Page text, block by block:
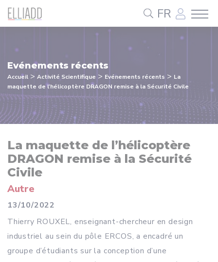
FR
Evénements récents
Accueil > Activité Scientifique > Evénements récents > La
maquette de l’hélicoptère DRAGON remise à la Sécurité Civile
La maquette de l’hélicoptère
DRAGON remise à la Sécurité
Civile
Autre
13/10/2022
Thierry ROUXEL, enseignant-chercheur en design
industriel au sein du pôle ERCOS, a encadré un
groupe d’étudiants sur la conception d’une
Panneau de gestion des cookies